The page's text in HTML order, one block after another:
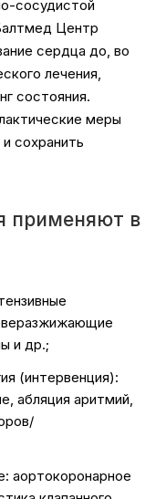
сосудистой
Центр
сердца до, во
лечения,
состояния.
меры
сохранить
применяют в
и др.;
(интервенция):
абляция аритмий,
аортокоронарное